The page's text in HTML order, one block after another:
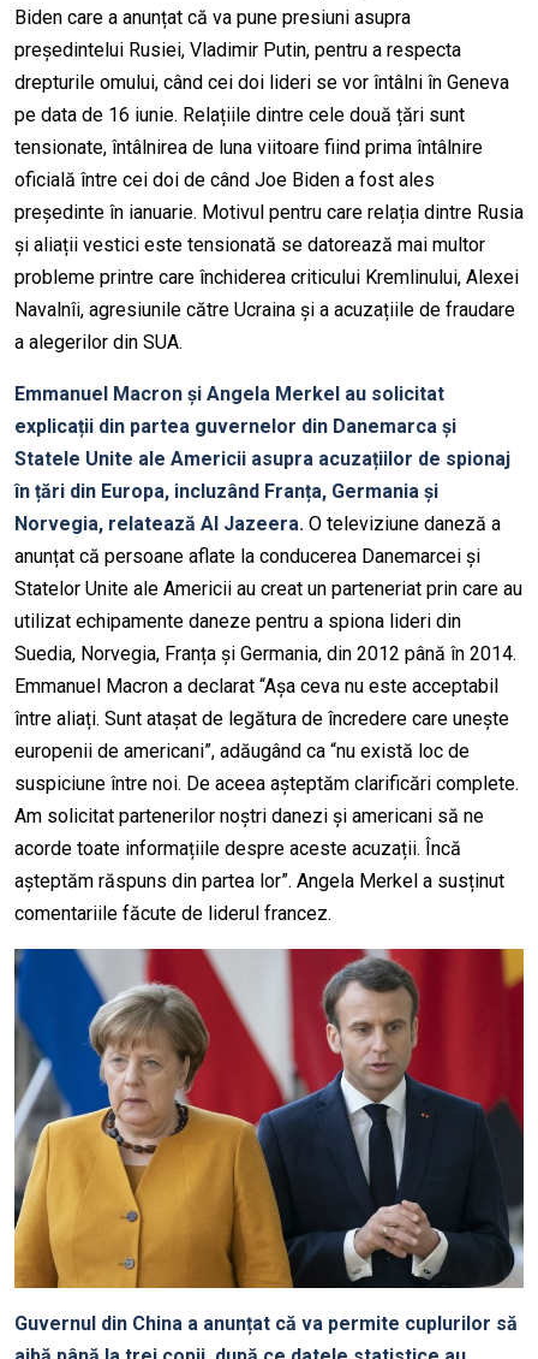
Biden care a anunțat că va pune presiuni asupra
președintelui Rusiei, Vladimir Putin, pentru a respecta
drepturile omului, când cei doi lideri se vor întâlni în Geneva
pe data de 16 iunie. Relațiile dintre cele două țări sunt
tensionate, întâlnirea de luna viitoare fiind prima întâlnire
oficială între cei doi de când Joe Biden a fost ales
președinte în ianuarie. Motivul pentru care relația dintre Rusia
și aliații vestici este tensionată se datorează mai multor
probleme printre care închiderea criticului Kremlinului, Alexei
Navalnîi, agresiunile către Ucraina și a acuzațiile de fraudare
a alegerilor din SUA.
Emmanuel Macron și Angela Merkel au solicitat
explicații din partea guvernelor din Danemarca și
Statele Unite ale Americii asupra acuzațiilor de spionaj
în țări din Europa, incluzând Franța, Germania și
Norvegia, relatează Al Jazeera. O televiziune daneză a
anunțat că persoane aflate la conducerea Danemarcei și
Statelor Unite ale Americii au creat un parteneriat prin care au
utilizat echipamente daneze pentru a spiona lideri din
Suedia, Norvegia, Franța și Germania, din 2012 până în 2014.
Emmanuel Macron a declarat “Așa ceva nu este acceptabil
între aliați. Sunt atașat de legătura de încredere care unește
europenii de americani”, adăugând ca “nu există loc de
suspiciune între noi. De aceea așteptăm clarificări complete.
Am solicitat partenerilor noștri danezi și americani să ne
acorde toate informațiile despre aceste acuzații. Încă
așteptăm răspuns din partea lor”. Angela Merkel a susținut
comentariile făcute de liderul francez.
Guvernul din China a anunțat că va permite cuplurilor să